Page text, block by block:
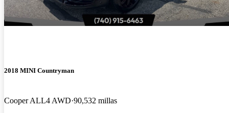
2018 MINI Countryman
Cooper ALL4 AWD 90,532 millas